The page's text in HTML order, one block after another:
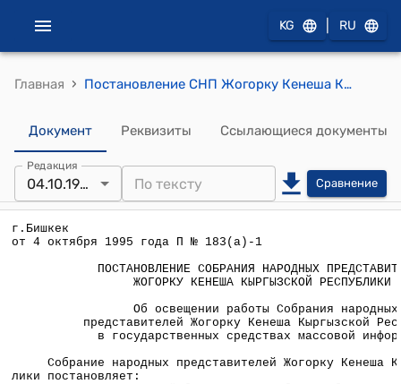
KG RU
Главная › Постановление СНП Жогорку Кенеша КР от 4 октября 1995 года П № 183(а)-1 "Об освещении работы Собрания народных представителей Жогорку Кенеша Кыргызской Республики в государственных средствах массовой информации"
Документ Реквизиты Ссылающиеся документы
Редакция
04.10.1995 Сравнение